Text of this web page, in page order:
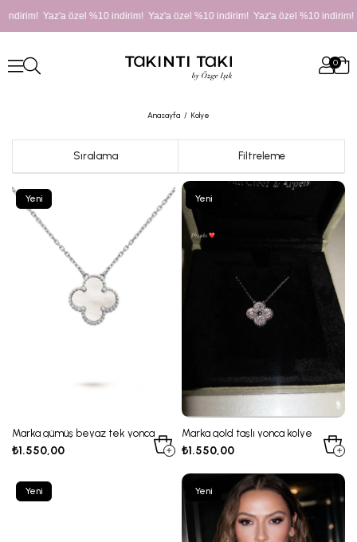
özel %10 indirim! Yaz'a özel %10 indirim! Yaz'a özel %10 indirim!
0
Anasayfa Kolye
Filtreleme
Sıralama
Marka gümüş beyaz tek yonca
kolye
₺1.550,00
Yeni
Ürün
Marka gold taşlı yonca kolye
₺1.550,00
Yeni
Ürün
Yeni
Yeni